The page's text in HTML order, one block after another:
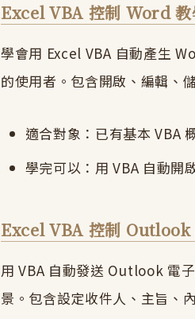
Excel VBA 控制 Word 教
學會用 Excel VBA 自動產生
的使用者。包含開啟、編輯、
適合對象：已有基本 VBA
學完可以：用 VBA 自動開
Excel VBA 控制 Outlook
用 VBA 自動發送 Outlook 電
景。包含設定收件人、主旨、